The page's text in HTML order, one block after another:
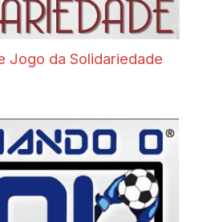
Jogo da Solidariedade